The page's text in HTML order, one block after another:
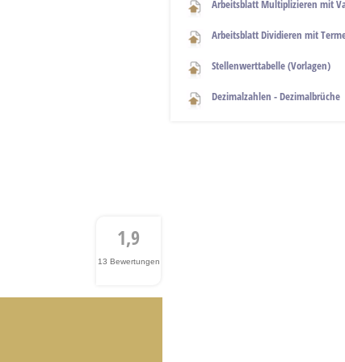
1,9
13 Bewertungen
Arbeitsblatt Multiplizieren mit
Arbeitsblatt Dividieren mit
Stellenwerttabelle (Vorlagen)
Dezimalzahlen - Dezimalbrüche